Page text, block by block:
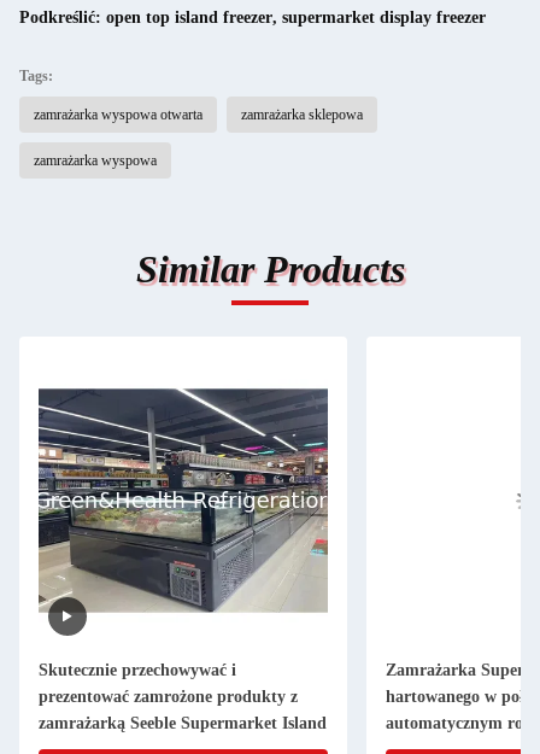
Podkreślić: open top island freezer, supermarket display freezer
Tags:
zamrażarka wyspowa otwarta zamrażarka sklepowa
zamrażarka wyspowa
Similar Products
Skutecznie przechowywać i
prezentować zamrożone produkty z
zamrażarką Seeble Supermarket Island
Zamrażarka
hartowanego w
automatycznym